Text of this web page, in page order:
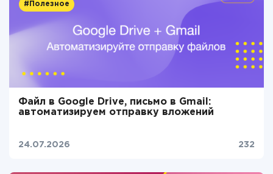
#Полезное
Файл в Google Drive, письмо в Gmail:
автоматизируем отправку вложений
24.07.2026 232